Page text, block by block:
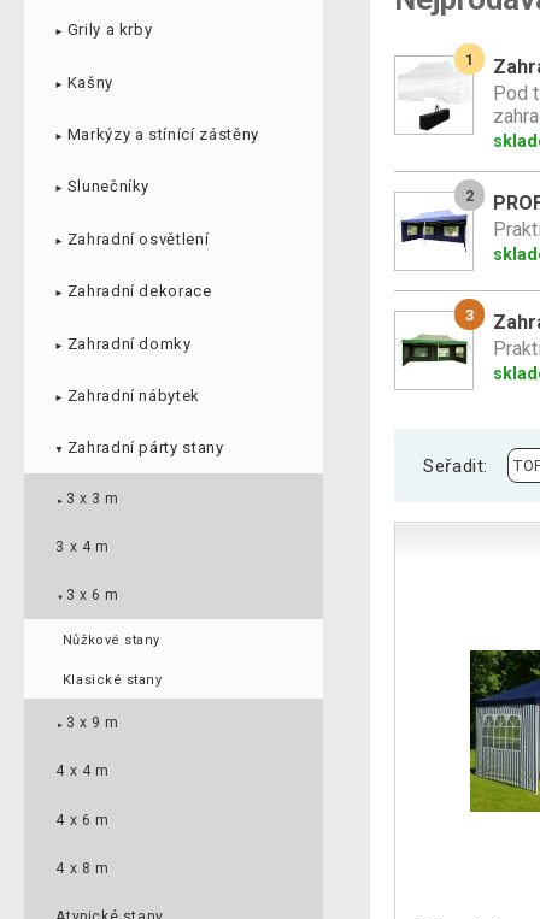
► Grily a krby
► Kašny
► Markýzy a stínící zástěny
► Slunečníky
► Zahradní osvětlení
► Zahradní dekorace
► Zahradní domky
► Zahradní nábytek
▼ Zahradní párty stany
► 3 x 3 m
3 x 4 m
▼ 3 x 6 m
Nůžkové stany
Klasické stany
► 3 x 9 m
4 x 4 m
4 x 6 m
4 x 8 m
1
Pod
2
3
Seřadit: